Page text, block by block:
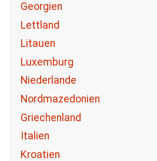
Georgien
Lettland
Litauen
Luxemburg
Niederlande
Nordmazedonien
Griechenland
Italien
Kroatien